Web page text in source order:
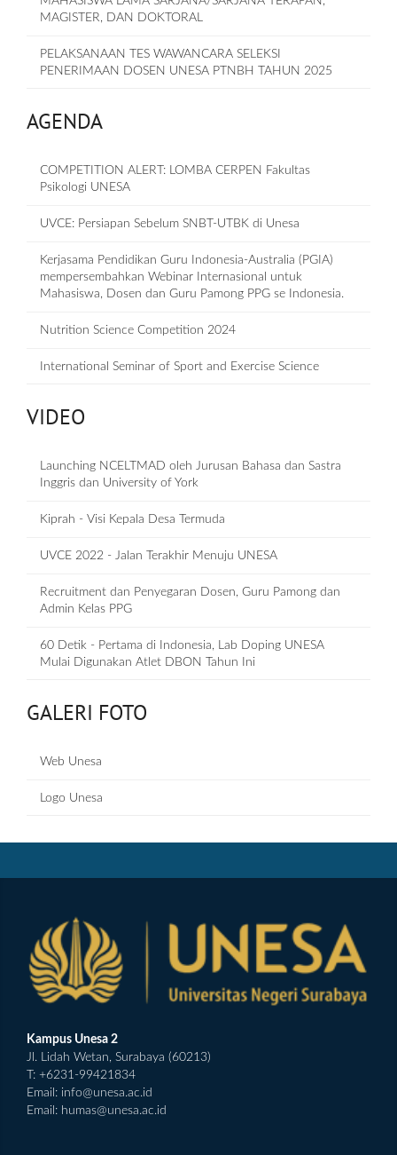
MAGISTER, DAN DOKTORAL
PELAKSANAAN TES WAWANCARA SELEKSI
PENERIMAAN DOSEN UNESA PTNBH TAHUN 2025
AGENDA
COMPETITION ALERT: LOMBA CERPEN Fakultas
Psikologi UNESA
UVCE: Persiapan Sebelum SNBT-UTBK di Unesa
Kerjasama Pendidikan Guru Indonesia-Australia (PGIA)
mempersembahkan Webinar Internasional untuk
Mahasiswa, Dosen dan Guru Pamong PPG se Indonesia.
Nutrition Science Competition 2024
International Seminar of Sport and Exercise Science
VIDEO
Launching NCELTMAD oleh Jurusan Bahasa dan Sastra
Inggris dan University of York
Kiprah - Visi Kepala Desa Termuda
UVCE 2022 - Jalan Terakhir Menuju UNESA
Recruitment dan Penyegaran Dosen, Guru Pamong dan
Admin Kelas PPG
60 Detik - Pertama di Indonesia, Lab Doping UNESA
Mulai Digunakan Atlet DBON Tahun Ini
GALERI FOTO
Web Unesa
Logo Unesa
Kampus Unesa 2
Jl. Lidah Wetan, Surabaya (60213)
T: +6231-99421834
Email: info@unesa.ac.id
Email: humas@unesa.ac.id